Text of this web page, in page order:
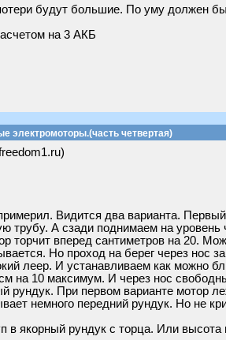
будут большие. По уму должен
на 3 АКБ
электромоторы.(часть четвертая)
Видится два варианта.
трубу. А сзади поднимаем на уровень
торчит вперед сантиметров на 20.
Но проход на берег через нос
леер. И устанавливаем как можно
на 10 максимум. И через нос
рундук. При первом варианте мотор
немного передний рундук. Но не
в якорный рундук с торца. Или высота